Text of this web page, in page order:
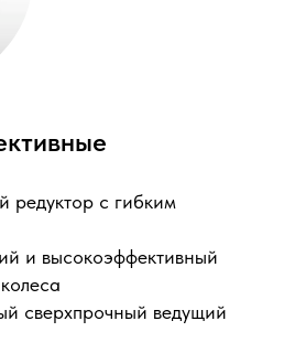
редуктор с гибким
и высокоэффективный
сверхпрочный ведущий